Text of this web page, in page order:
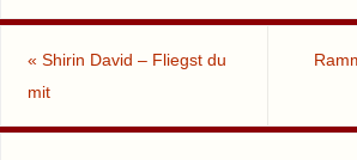
« Shirin David – Fliegst du
mit